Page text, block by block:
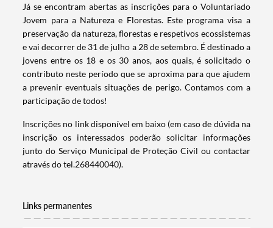
​Já se encontram abertas as inscrições para o Voluntariado
Jovem para a Natureza e Florestas. Este programa visa a
preservação da natureza, florestas e respetivos ecossistemas
e vai decorrer de 31 de julho a 28 de setembro. É destinado a
jovens entre os 18 e os 30 anos, aos quais, é solicitado o
contributo neste período que se aproxima para que ajudem
a prevenir eventuais situações de perigo. Contamos com a
participação de todos!
Inscrições no link disponível em baixo (em caso de dúvida na
inscrição os interessados poderão solicitar informações
junto do Serviço Municipal de Proteção Civil ou contactar
através do tel.268440040).
Links permanentes